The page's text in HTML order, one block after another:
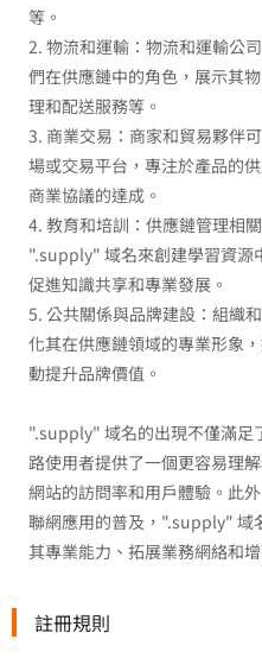
等。
2. 物流和運輸：物流和運輸公
們在供應鏈中的角色，展示其
理和配送服務等。
3. 商業交易：商家和貿易夥伴
場或交易平台，專注於產品的
商業協議的達成。
4. 教育和培訓：供應鏈管理相
".supply" 域名來創建學習資源
促進知識共享和專業發展。
5. 公共關係與品牌建設：組織
化其在供應鏈領域的專業形象
動提升品牌價值。
".supply" 域名的出現不僅滿足
路使用者提供了一個更容易理
網站的訪問率和用戶體驗。此
聯網應用的普及，".supply" 域
其專業能力、拓展業務網絡和
註冊規則